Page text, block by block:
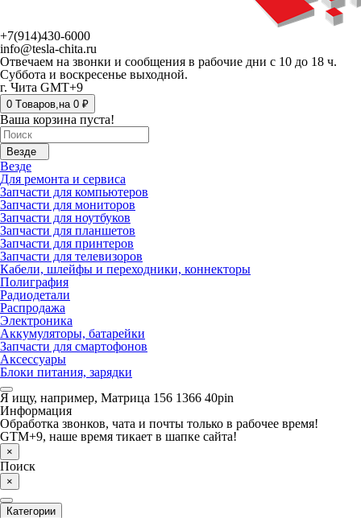
+7(914)430-6000
info@tesla-chita.ru
Отвечаем на звонки и сообщения в рабочие дни с 10 до 18 ч.
Суббота и воскресенье выходной.
г. Чита GMT+9
0 Tоваров,на 0 ₽
Ваша корзина пуста!
Везде
Везде
Для ремонта и сервиса
Запчасти для компьютеров
Запчасти для мониторов
Запчасти для ноутбуков
Запчасти для планшетов
Запчасти для принтеров
Запчасти для телевизоров
Кабели, шлейфы и переходники, коннекторы
Полиграфия
Радиодетали
Распродажа
Электроника
Аккумуляторы, батарейки
Запчасти для смартофонов
Аксессуары
Блоки питания, зарядки
Я ищу, например, Матрица 156 1366 40pin
Информация
Обработка звонков, чата и почты только в рабочее время!
GTM+9, наше время тикает в шапке сайта!
×
Поиск
×
Категории